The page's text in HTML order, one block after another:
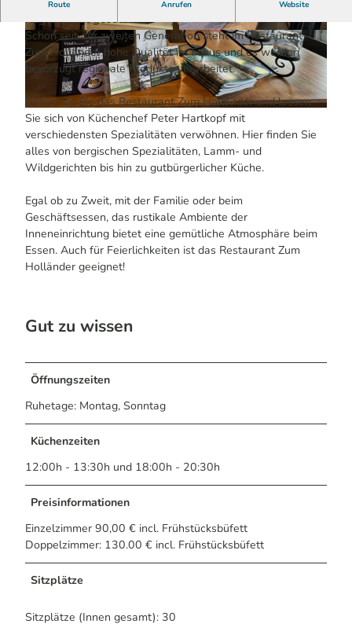
© Melissa Schülting / Das Bergische | KI-optimiert | CC-BY-SA
© Melissa Schülting / Das Bergische | KI-optim
iert |
CC-BY-SA
© Melissa Schülting / Das Bergische | KI-optim
iert |CC-BY-SA
Route Anrufen Website
Hier wird auf besondere Qualität & Frische sowie
Regionalität gesetzt!
Schon seit der zweiten Generation steht im Restaurant
Zum Holländer hohe Qualität im Fokus und es werden
bevorzugt regionale Produkte verarbeitet.
Besuchen Sie das Restaurant Zum Holländer und lassen
Sie sich von Küchenchef Peter Hartkopf mit
verschiedensten Spezialitäten verwöhnen. Hier finden Sie
alles von bergischen Spezialitäten, Lamm- und
Wildgerichten bis hin zu gutbürgerlicher Küche.
Egal ob zu Zweit, mit der Familie oder beim
Geschäftsessen, das rustikale Ambiente der
Inneneinrichtung bietet eine gemütliche Atmosphäre beim
Essen. Auch für Feierlichkeiten ist das Restaurant Zum
Holländer geeignet!
Gut zu wissen
Öffnungszeiten
Ruhetage: Montag, Sonntag
Küchenzeiten
12:00h - 13:30h und 18:00h - 20:30h
Preisinformationen
Einzelzimmer 90,00 € incl. Frühstücksbüfett
Doppelzimmer: 130.00 € incl. Frühstücksbüfett
Sitzplätze
Sitzplätze (Innen gesamt): 30